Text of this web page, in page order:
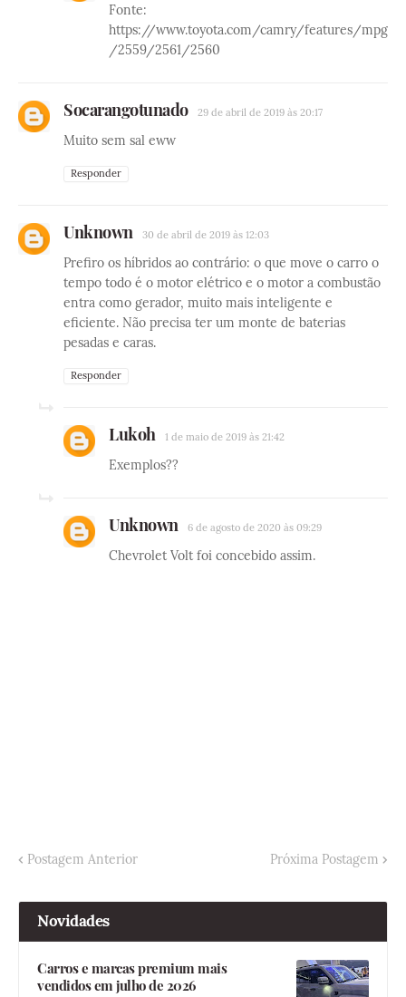
Fonte:
https://www.toyota.com/camry/features/mpg
/2559/2561/2560
Socarangotunado 29 de abril de 2019 às 20:17
Muito sem sal eww
Responder
Unknown 30 de abril de 2019 às 12:03
Prefiro os híbridos ao contrário: o que move o carro o
tempo todo é o motor elétrico e o motor a combustão
entra como gerador, muito mais inteligente e
eficiente. Não precisa ter um monte de baterias
pesadas e caras.
Responder
Lukoh 1 de maio de 2019 às 21:42
Exemplos??
Unknown 6 de agosto de 2020 às 09:29
Chevrolet Volt foi concebido assim.
Postagem Anterior Próxima Postagem
Novidades
Carros e marcas premium mais
vendidos em julho de 2026